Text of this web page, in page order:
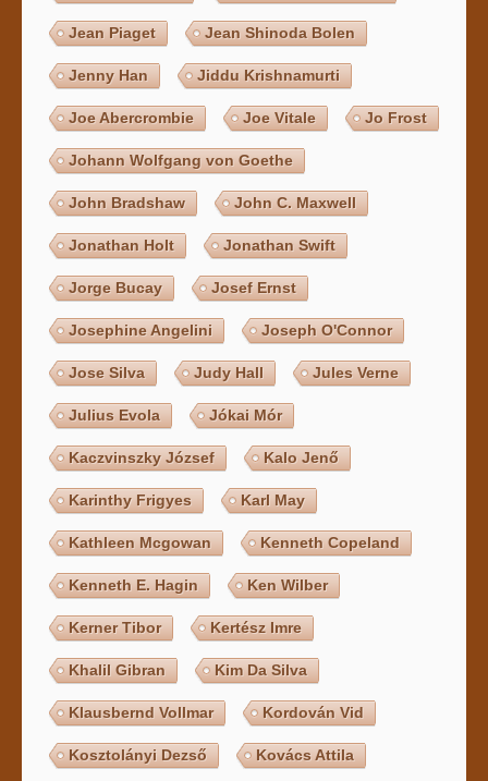
Jean Piaget Jean Shinoda Bolen
Jenny Han Jiddu Krishnamurti
Joe Abercrombie Joe Vitale Jo Frost
Johann Wolfgang von Goethe
John Bradshaw John C. Maxwell
Jonathan Holt Jonathan Swift
Jorge Bucay Josef Ernst
Josephine Angelini Joseph O'Connor
Jose Silva Judy Hall Jules Verne
Julius Evola Jókai Mór
Kaczvinszky József Kalo Jenő
Karinthy Frigyes Karl May
Kathleen Mcgowan Kenneth Copeland
Kenneth E. Hagin Ken Wilber
Kerner Tibor Kertész Imre
Khalil Gibran Kim Da Silva
Klausbernd Vollmar Kordován Vid
Kosztolányi Dezső Kovács Attila